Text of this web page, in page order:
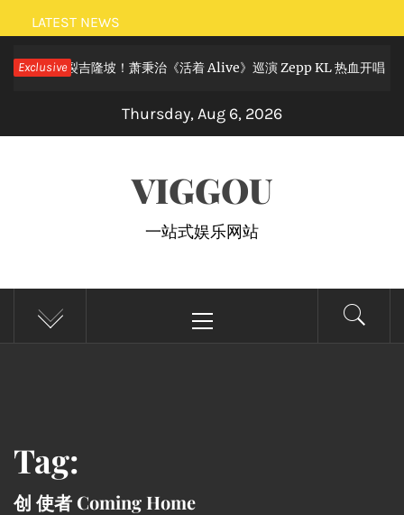
Skip
to
content
LATEST NEWS
Exclusive
滚狂欢炸裂吉隆坡！萧秉治《活着 Alive》巡演 Zepp KL 热血开唱
Thursday, Aug 6, 2026
VIGGOU
一站式娱乐网站
Menu
Tag:
创 使者 Coming Home